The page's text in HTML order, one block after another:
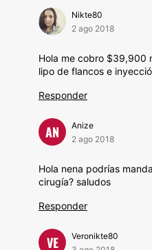
Nikte80
2 ago 2018
Hola me cobro $39,900
lipo de flancos e
Responder
AN
Anize
2 ago 2018
Hola nena podrías
cirugía? saludos
Responder
VE
Veronikte80